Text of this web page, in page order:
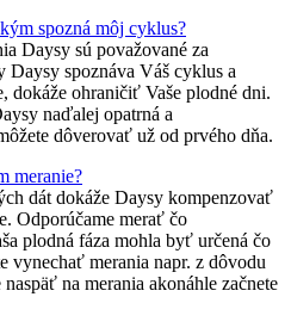
spozná môj cyklus?
Daysy sú považované za
Daysy spoznáva Váš cyklus a
dokáže ohraničiť Vaše plodné dni.
naďalej opatrná a
dôverovať už od prvého dňa.
meranie?
dát dokáže Daysy kompenzovať
Odporúčame merať čo
plodná fáza mohla byť určená čo
vynechať merania napr. z dôvodu
na merania akonáhle začnete